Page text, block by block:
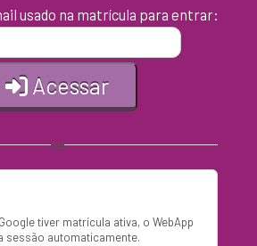
usado na matrícula para entrar:
Acessar
ou
tiver matrícula ativa, o WebApp
sessão automaticamente.